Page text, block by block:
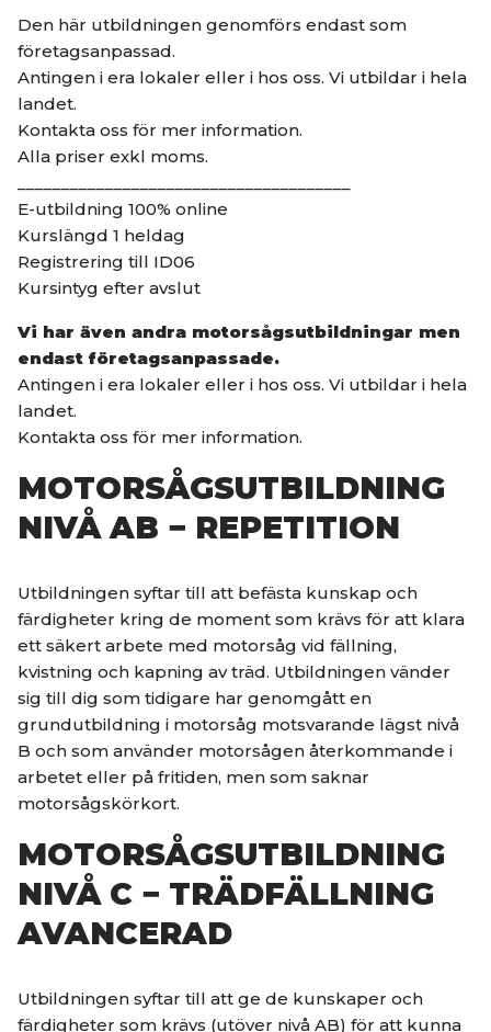
Den här utbildningen genomförs endast som
företagsanpassad.
Antingen i era lokaler eller i hos oss. Vi utbildar i hela
landet.
Kontakta oss för mer information.
Alla priser exkl moms.
E-utbildning 100% online
Kurslängd 1 heldag
Registrering till ID06
Kursintyg efter avslut
Vi har även andra motorsågsutbildningar men
endast företagsanpassade.
Antingen i era lokaler eller i hos oss. Vi utbildar i hela
landet.
Kontakta oss för mer information.
MOTORSÅGSUTBILDNING
NIVÅ AB − REPETITION
Utbildningen syftar till att befästa kunskap och
färdigheter kring de moment som krävs för att klara
ett säkert arbete med motorsåg vid fällning,
kvistning och kapning av träd. Utbildningen vänder
sig till dig som tidigare har genomgått en
grundutbildning i motorsåg motsvarande lägst nivå
B och som använder motorsågen återkommande i
arbetet eller på fritiden, men som saknar
motorsågskörkort.
MOTORSÅGSUTBILDNING
NIVÅ C − TRÄDFÄLLNING
AVANCERAD
Utbildningen syftar till att ge de kunskaper och
färdigheter som krävs (utöver nivå AB) för att kunna